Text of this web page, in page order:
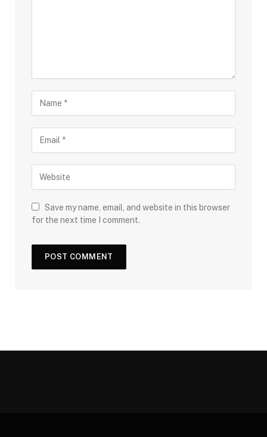
Save my name, email, and website in this browser
for the next time I comment.